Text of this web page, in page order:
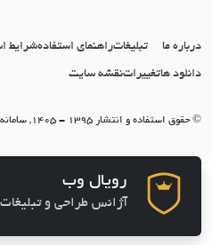
درباره ما تبلیغاتراهنمای استفادهشرایط
دانلود هاتغییراتنقشه سایت
© حقوق استفاده و انتشار 1395 - 1405, سامانه جامع املاک و مشاورین املاک (سامانه جاما)
رویال وب
آژانس طراحی و تبلیغات